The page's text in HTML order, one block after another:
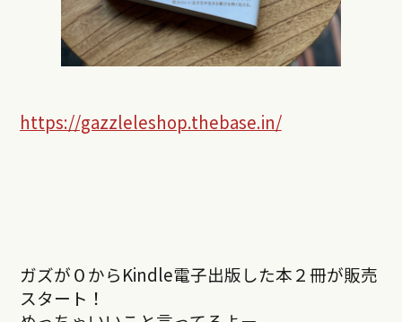
https://gazzleleshop.thebase.in/
ガズが０からKindle電子出版した本２冊が販売
スタート！